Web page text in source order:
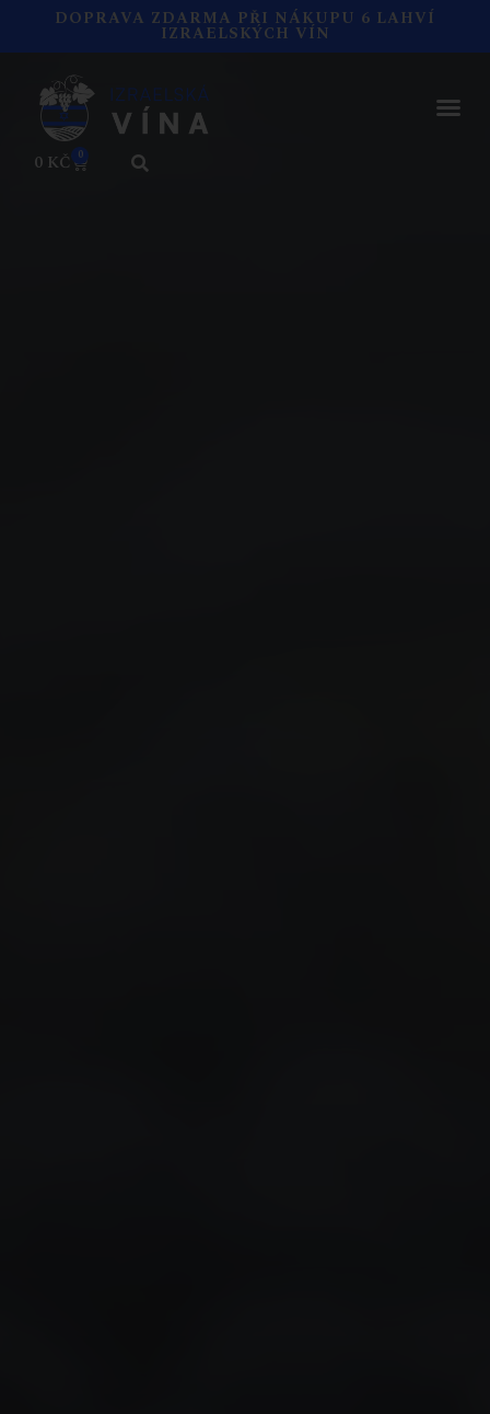
DOPRAVA ZDARMA PŘI NÁKUPU 6 LAHVÍ
IZRAELSKÝCH VÍN
0 KČ 0